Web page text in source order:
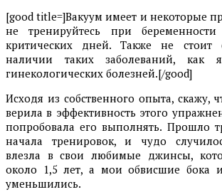
[good title=]Вакуум имеет и некоторые
не тренируйтесь при
критических дней. Также не стоит
наличии таких заболеваний, как
гинекологических болезней.[/good]
Исходя из собственного опыта, скажу,
верила в эффективность этого
попробовала его выполнять. Прошло
начала тренировок, и чудо
влезла в свои любимые джинсы,
около 1,5 лет, а мои обвисшие бока
уменьшились.